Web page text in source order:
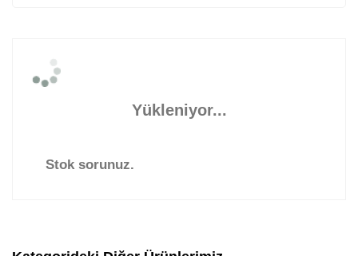
Yükleniyor...
Stok sorunuz.